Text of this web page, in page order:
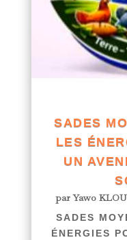
SADES
LES
UN
parYawo
SADES
ÉNERGIES